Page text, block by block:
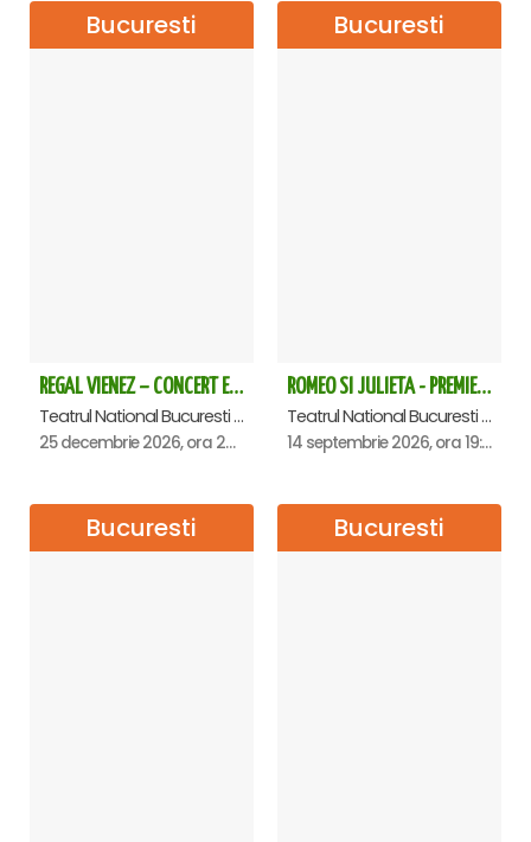
Bucuresti
REGAL VIENEZ – CONCERT EXTRAORDINAR DE CRACIUN - Bucuresti
Teatrul National Bucuresti - Sala Ion Caramitru, Bucuresti
25 decembrie 2026, ora 20:00
Bucuresti
ROMEO SI JULIETA - PREMIERA OFICIALA - Bucuresti
Teatrul National Bucuresti - Sala Ion Caramitru, Bucuresti
14 septembrie 2026, ora 19:00
Bucuresti Bucuresti